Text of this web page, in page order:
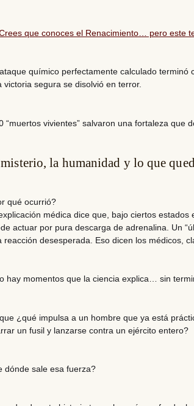
que conoces el Renacimiento… pero este
químico perfectamente calculado terminó
victoria segura se disolvió en terror.
“muertos vivientes” salvaron una fortaleza que
la humanidad y lo que
qué ocurrió?
médica dice que, bajo ciertos
actuar por pura descarga de adrenalina. Un
reacción desesperada. Eso dicen los médicos,
hay momentos que la ciencia explica… sin
¿qué impulsa a un hombre que ya está
un fusil y lanzarse contra un ejército entero?
dónde sale esa fuerza?